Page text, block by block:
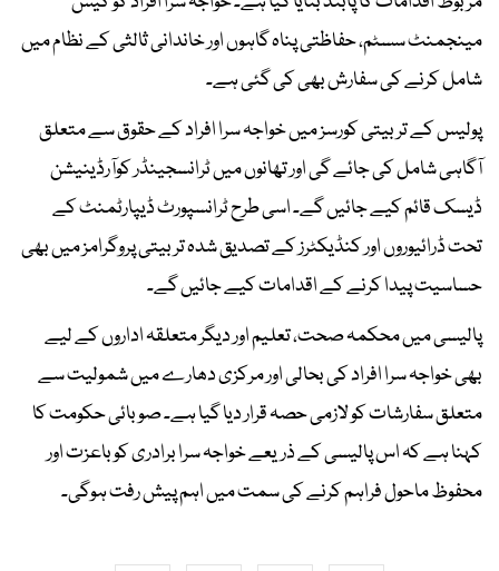
مینجمنٹ سسٹم، حفاظتی پناہ گاہوں اور خاندانی ثالثی کے نظام میں
شامل کرنے کی سفارش بھی کی گئی ہے۔
پولیس کے تربیتی کورسز میں خواجہ سرا افراد کے حقوق سے متعلق
آگاہی شامل کی جائے گی اور تھانوں میں ٹرانسجینڈر کوآرڈینیشن
ڈیسک قائم کیے جائیں گے۔ اسی طرح ٹرانسپورٹ ڈیپارٹمنٹ کے
تحت ڈرائیوروں اور کنڈیکٹرز کے تصدیق شدہ تربیتی پروگرامز میں بھی
حساسیت پیدا کرنے کے اقدامات کیے جائیں گے۔
پالیسی میں محکمہ صحت، تعلیم اور دیگر متعلقہ اداروں کے لیے
بھی خواجہ سرا افراد کی بحالی اور مرکزی دھارے میں شمولیت سے
متعلق سفارشات کو لازمی حصہ قرار دیا گیا ہے۔ صوبائی حکومت کا
کہنا ہے کہ اس پالیسی کے ذریعے خواجہ سرا برادری کو باعزت اور
محفوظ ماحول فراہم کرنے کی سمت میں اہم پیش رفت ہوگی۔